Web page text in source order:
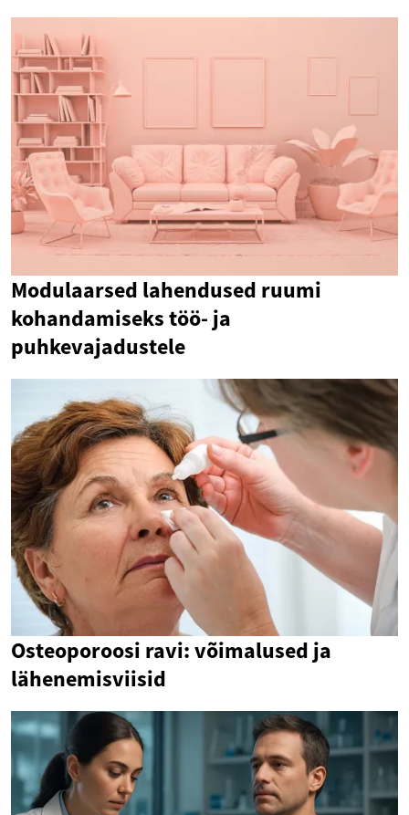
Modulaarsed lahendused ruumi
kohandamiseks töö- ja
puhkevajadustele
Osteoporoosi ravi: võimalused ja
lähenemisviisid